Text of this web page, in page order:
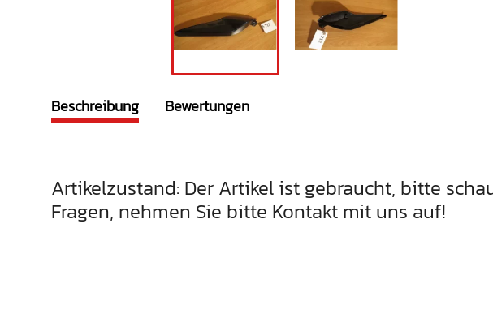
Beschreibung Bewertungen
Artikelzustand: Der Artikel ist gebraucht, bitte
Fragen, nehmen Sie bitte Kontakt mit uns auf!